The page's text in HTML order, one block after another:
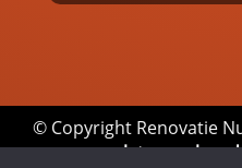
© Copyright Renovatie
laten maken